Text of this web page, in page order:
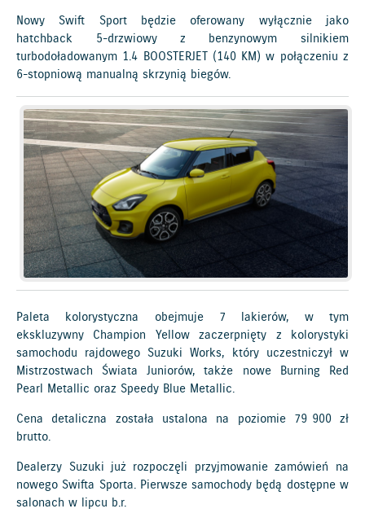
Nowy Swift Sport będzie oferowany wyłącznie jako
hatchback 5-drzwiowy z benzynowym silnikiem
turbodoładowanym 1.4 BOOSTERJET (140 KM) w połączeniu z
6-stopniową manualną skrzynią biegów.
Paleta kolorystyczna obejmuje 7 lakierów, w tym
ekskluzywny Champion Yellow zaczerpnięty z kolorystyki
samochodu rajdowego Suzuki Works, który uczestniczył w
Mistrzostwach Świata Juniorów, także nowe Burning Red
Pearl Metallic oraz Speedy Blue Metallic.
Cena detaliczna została ustalona na poziomie 79 900 zł
brutto.
Dealerzy Suzuki już rozpoczęli przyjmowanie zamówień na
nowego Swifta Sporta. Pierwsze samochody będą dostępne w
salonach w lipcu b.r.